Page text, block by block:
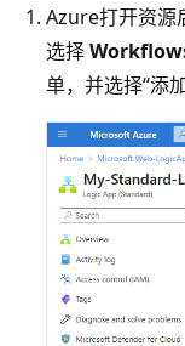
Azure打开资源
选择
单，并选择“添